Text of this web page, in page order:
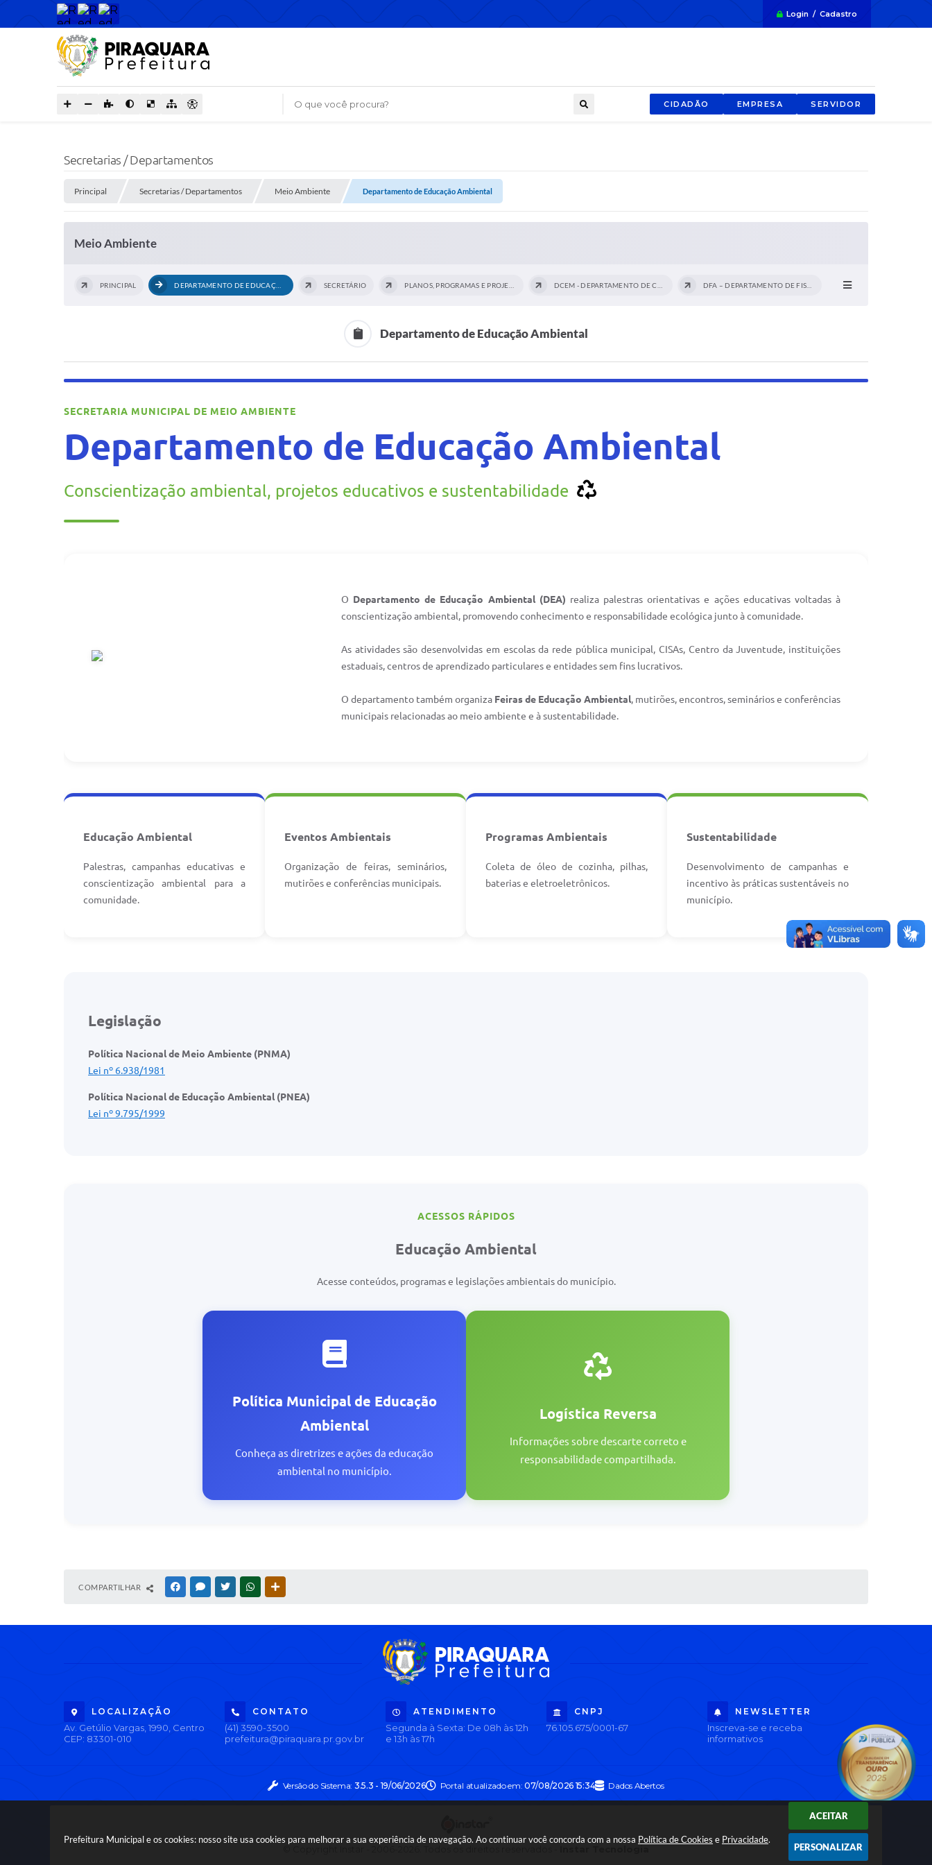
Prefeitura Municipal e os cookies: nosso site usa cookies para melhorar a sua experiência de navegação. Ao continuar você concorda com a nossa Política de Cookies e Privacidade.
ACEITAR
PERSONALIZAR
Login / Cadastro
O que você procura? CIDADÃO EMPRESA SERVIDOR
Secretarias / Departamentos
Principal Secretarias / Departamentos Meio Ambiente Departamento de Educação Ambiental
Meio Ambiente
PRINCIPAL DEPARTAMENTO DE EDUCAÇÃO AMBIENTAL SECRETÁRIO
Departamento de Educação Ambiental
SECRETARIA MUNICIPAL DE MEIO AMBIENTE
Departamento de Educação Ambiental
Conscientização ambiental, projetos educativos e sustentabilidade
O Departamento de Educação Ambiental (DEA) realiza palestras orientativas e ações educativas voltadas à
conscientização ambiental, promovendo conhecimento e responsabilidade ecológica junto à comunidade.
As atividades são desenvolvidas em escolas da rede pública municipal, CISAs, Centro da Juventude, instituições
estaduais, centros de aprendizado particulares e entidades sem fins lucrativos.
O departamento também organiza Feiras de Educação Ambiental, mutirões, encontros, seminários e conferências
municipais relacionadas ao meio ambiente e à sustentabilidade.
Educação Ambiental
Palestras, campanhas educativas e
conscientização ambiental para a
comunidade.
Eventos Ambientais
Organização de feiras, seminários,
mutirões e conferências municipais.
Programas Ambientais
Coleta de óleo de cozinha, pilhas,
baterias e eletroeletrônicos.
Sustentabilidade
Desenvolvimento de campanhas e
incentivo às práticas sustentáveis no
município.
Legislação
Política Nacional de Meio Ambiente (PNMA)
Lei nº 6.938/1981
Política Nacional de Educação Ambiental (PNEA)
Lei nº 9.795/1999
ACESSOS RÁPIDOS
Educação Ambiental
Acesse conteúdos, programas e legislações ambientais do município.
Política Municipal de Educação
Ambiental
Conheça as diretrizes e ações da educação
ambiental no município.
Logística Reversa
Informações sobre descarte correto e
responsabilidade compartilhada.
COMPARTILHAR FACEBOOKMESSENGER
TWITTERWHATSAPP
LOCALIZAÇÃO
Av. Getúlio Vargas, 1990, Centro
CEP: 83301-010
CONTATO
(41) 3590-3500
prefeitura@piraquara.pr.gov.br
ATENDIMENTO
Segunda à Sexta: De 08h às 12h
e 13h às 17h
CNPJ
76.105.675/0001-67
NEWSLETTER
Inscreva-se e receba
informativos
Versão do Sistema: 3.5.3 - 19/06/2026 Portal atualizado em:07/08/2026 15:34 Dados Abertos